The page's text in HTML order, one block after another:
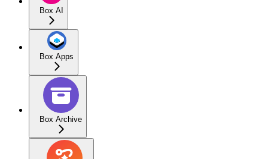
Box AI
Box Apps
Box Archive